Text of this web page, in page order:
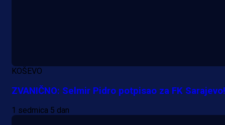
KOŠEVO
ZVANIČNO: Selmir Pidro potpisao za FK Sarajevo!
1 sedmica 5 dan